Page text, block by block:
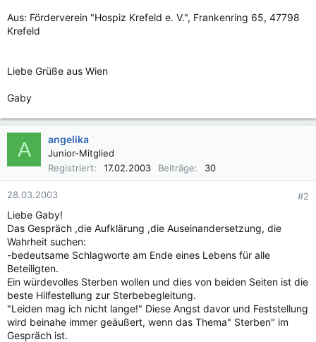
Aus: Förderverein "Hospiz Krefeld e. V.", Frankenring 65, 47798
Krefeld
Liebe Grüße aus Wien
Gaby
A angelika
Junior-Mitglied
Registriert
17.02.2003 Beiträge 30
28.03.2003 #2
Liebe Gaby!
Das Gespräch ,die Aufklärung ,die Auseinandersetzung, die
Wahrheit suchen:
-bedeutsame Schlagworte am Ende eines Lebens für alle
Beteiligten.
Ein würdevolles Sterben wollen und dies von beiden Seiten ist die
beste Hilfestellung zur Sterbebegleitung.
"Leiden mag ich nicht lange!" Diese Angst davor und Feststellung
wird beinahe immer geäußert, wenn das Thema" Sterben" im
Gespräch ist.